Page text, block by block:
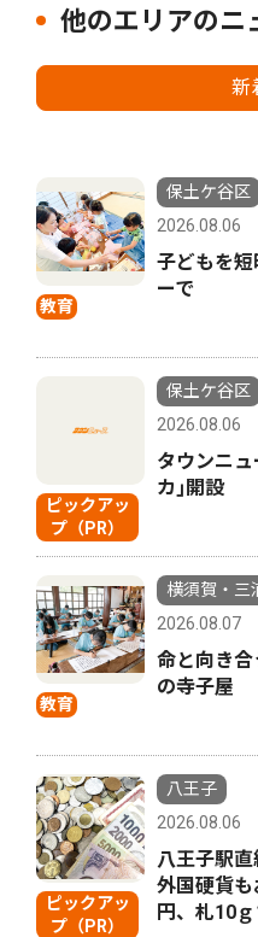
他のエリアのニ
新
教育
保土ケ谷区
2026.08.06
子どもを
ーで
ピックアッ
プ（PR）
保土ケ谷区
2026.08.06
タウンニ
カ｣開設
教育
横須賀・三
2026.08.07
命と向き
の寺子屋
ピックアッ
プ（PR）
八王子
2026.08.06
八王子駅
外国硬貨
円、札10